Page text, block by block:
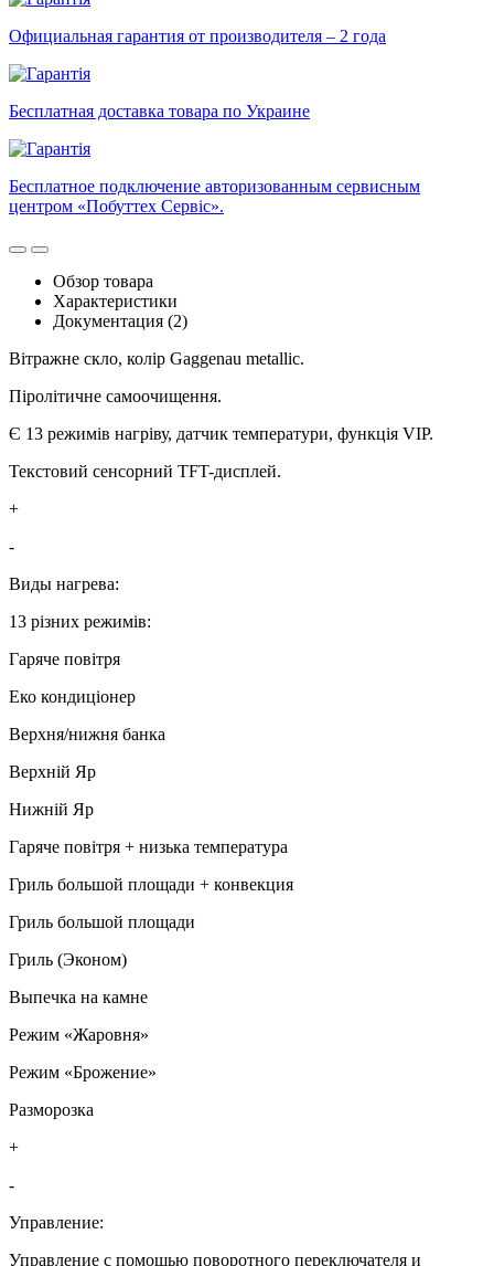
Официальная гарантия от производителя – 2 года
Бесплатная доставка товара по Украине
Бесплатное подключение авторизованным сервисным
центром «Побуттех Сервіс».
Обзор товара
Характеристики
Документация (2)
Вітражне скло, колір Gaggenau metallic.
Піролітичне самоочищення.
Є 13 режимів нагріву, датчик температури, функція VIP.
Текстовий сенсорний TFT-дисплей.
+
-
Виды нагрева:
13 різних режимів:
Гаряче повітря
Еко кондиціонер
Верхня/нижня банка
Верхній Яр
Нижній Яр
Гаряче повітря + низька температура
Гриль большой площади + конвекция
Гриль большой площади
Гриль (Эконом)
Выпечка на камне
Режим «Жаровня»
Режим «Брожение»
Разморозка
+
-
Управление:
Управление с помощью поворотного переключателя и